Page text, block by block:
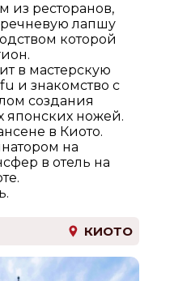
из ресторанов,
лапшу
которой
в мастерскую
и знакомство с
создания
японских ножей.
в Киото.
на
в отель на
КИОТО